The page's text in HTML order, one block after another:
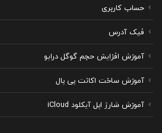
حساب کاربری
فیک آدرس
آموزش افزایش حجم گوگل درایو
آموزش ساخت اکانت پی پال
آموزش شارژ اپل آیکلود iCloud